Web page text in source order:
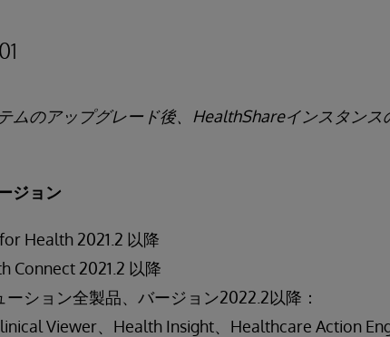
ムのアップグレード後、HealthShareインスタンス
ジョン
Health 2021.2 以降
Connect 2021.2 以降
ション全製品、バージョン2022.2以降：
Viewer、Health Insight、Healthcare Action